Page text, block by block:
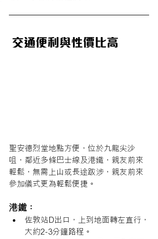
交通便利與性價比高
聖安德烈堂地點方便，位於九龍尖沙
咀，鄰近多條巴士線及港鐵，親友前來
輕鬆，無需上山或長途跋涉，親友前來
參加儀式更為輕鬆便捷。
港鐵：
佐敦站D出口，上到地面轉左直行，
大約2-3分鐘路程。